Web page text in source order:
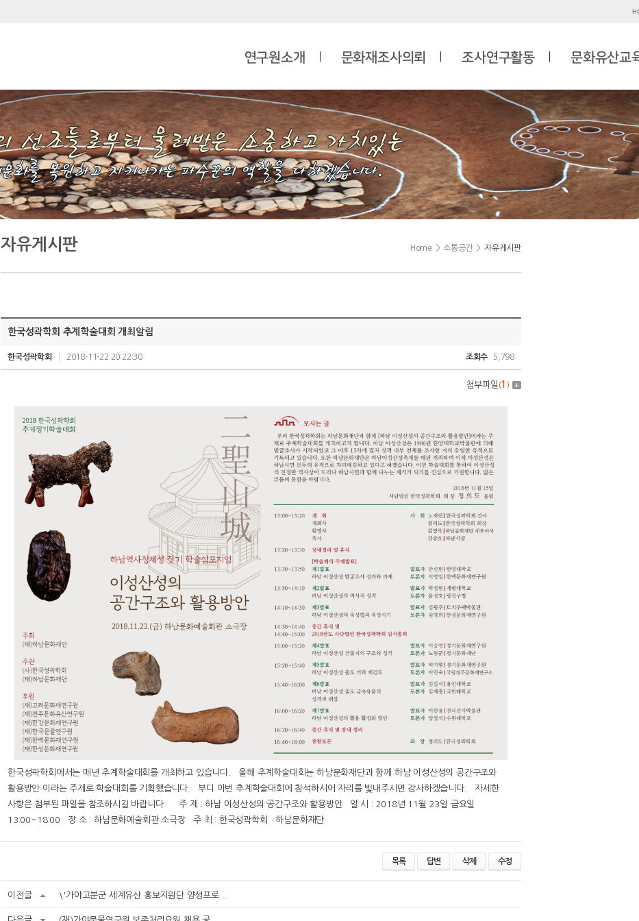
연구원소개 문화재조사의뢰 조사연구활동 문화유산교
자유게시판 Home > 소통공간 > 자유게시판
한국성곽학회 추계학술대회 개최알림
한국성곽학회 2018-11-22 20:22:30 조회수 5,798
첨부파일 (1 )
한국성곽학회에서는 매년 추계학술대회를 개최하고 있습니다. 올해 추계학술대회는 하남문화재단과 함께 하남 이성산성의 공간구조와
활용방안 이라는 주제로 학술대회를 기획했습니다. 부디 이번 추계학술대회에 참석하시어 자리를 빛내주시면 감사하겠습니다. 자세한
사항은 첨부된 파일을 참조하시길 바랍니다. 주 제 : 하남 이성산성의 공간구조와 활용방안 일 시 : 2018년 11월 23일 금요일
13:00~18:00 장 소 : 하남문화예술회관 소극장 주 최 : 한국성곽학회ㆍ하남문화재단
목록 답변 삭제 수정
이전글 \'가야고분군 세계유산 홍보지원단 양성프로...